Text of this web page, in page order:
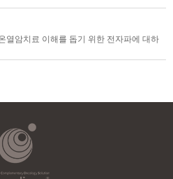
열암치료 이해를 돕기 위한 전자파에 대하